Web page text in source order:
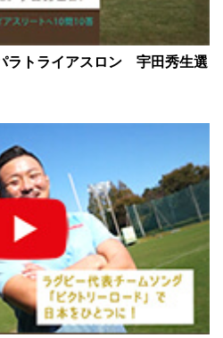
ラトライアスロン 宇田秀生選